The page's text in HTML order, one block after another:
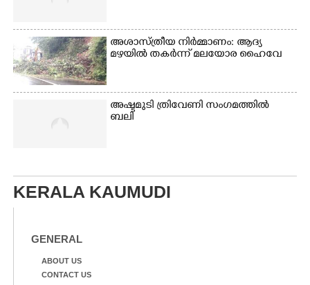
അശാസ്ത്രീയ നിർമ്മാണം: ആദ്യ
മഴയിൽ തകർന്ന് മലയോര ഹൈവേ
അഷ്ടമുടി ത്രിവേണി സംഗമത്തിൽ
ബലി
KERALA KAUMUDI
GENERAL
ABOUT US
CONTACT US